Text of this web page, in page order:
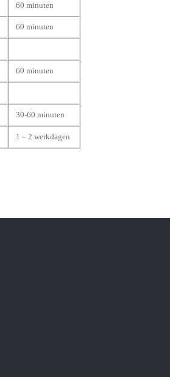
60 minuten
60 minuten
60 minuten
30-60 minuten
1 – 2 werkdagen